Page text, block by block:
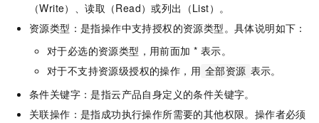
（Write）、读取（Read）或列出（List）。
资源类型：是指操作中支持授权的资源类型。具体说明如下：
对于必选的资源类型，用前面加 * 表示。
对于不支持资源级授权的操作，用 全部资源 表示。
条件关键字：是指云产品自身定义的条件关键字。
关联操作：是指成功执行操作所需要的其他权限。操作者必须